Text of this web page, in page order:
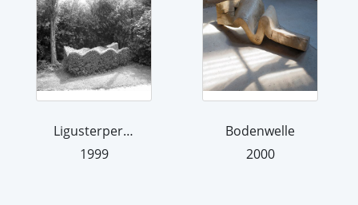
Ligusterperspektiven
1999
Bodenwelle
2000